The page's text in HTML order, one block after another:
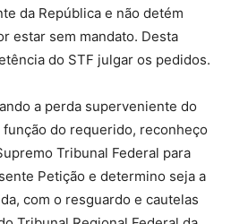
da República e não detém
estar sem mandato. Desta
do STF julgar os pedidos.
a perda superveniente do
do requerido, reconheço
Tribunal Federal para
Petição e determino seja a
com o resguardo e cautelas